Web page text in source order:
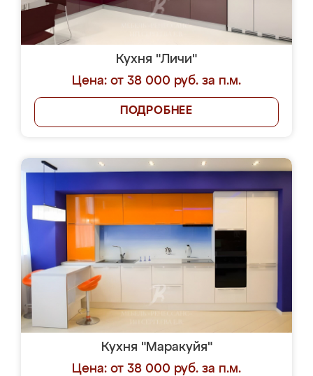
Кухня "Личи"
Цена: от 38 000 руб. за п.м.
ПОДРОБНЕЕ
Кухня "Маракуйя"
Цена: от 38 000 руб. за п.м.